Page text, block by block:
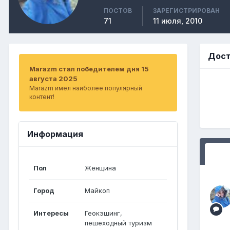
ПОСТОВ
71
ЗАРЕГИСТРИРОВАН
11 июля, 2010
Marazm стал победителем дня 15
августа 2025
Marazm имел наиболее популярный
контент!
Информация
Пол Женщина
Город Майкоп
Интересы
Геокэшинг,
пешеходный туризм